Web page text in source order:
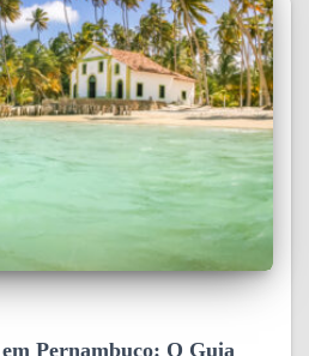
Pernambuco: O Guia